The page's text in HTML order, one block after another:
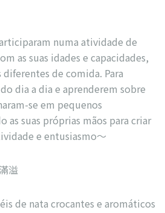
numa atividade de
as suas idades e capacidades,
de comida. Para
dia a dia e aprenderem sobre
se em pequenos
as suas próprias mãos para criar
e entusiasmo～
溢
de nata crocantes e aromáticos